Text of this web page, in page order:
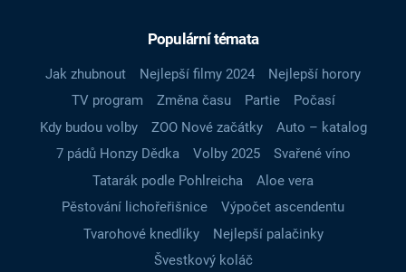
Populární témata
Jak zhubnout Nejlepší filmy 2024
Nejlepší horory
TV program
Změna času Partie
Počasí
Kdy budou volby
ZOO Nové začátky
Auto – katalog
7 pádů Honzy Dědka
Volby 2025
Svařené víno
Tatarák podle Pohlreicha
Aloe vera
Pěstování lichořeřišnice
Výpočet ascendentu
Tvarohové knedlíky
Nejlepší palačinky
Švestkový koláč